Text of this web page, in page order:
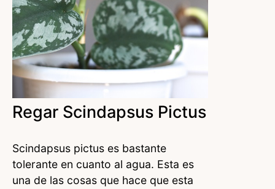
Regar Scindapsus Pictus
Scindapsus pictus es bastante
tolerante en cuanto al agua. Esta es
una de las cosas que hace que esta